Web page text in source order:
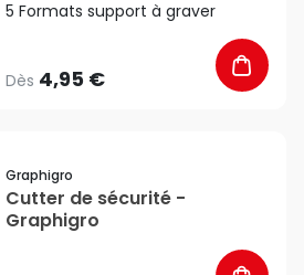
5 Formats support à graver
Dès 4,95 €
Graphigro
Cutter de sécurité -
Graphigro